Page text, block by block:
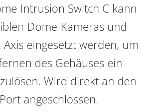
Intrusion Switch C kann
Dome-Kameras und
eingesetzt werden, um
des Gehäuses ein
Wird direkt an den
angeschlossen.